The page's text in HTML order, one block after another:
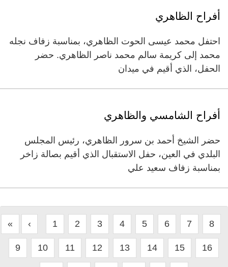
أفراح الظاهري
احتفل محمد عيسى الحوت الظاهري، بمناسبة زفاف نجله
محمد إلى كريمة سالم محمد ناصر الظاهري. حضر
الحفل، الذي أقيم في ميدان
أفراح الشامسي والظاهري
حضر الشيخ أحمد بن سرور الظاهري، رئيس المجلس
البلدي في العين، حفل الاستقبال الذي أقيم بصالة زاخر
بمناسبة زفاف سعيد علي
« ‹ 1 2 3 4 5 6 7 8
9 10 11 12 13 14 15 16